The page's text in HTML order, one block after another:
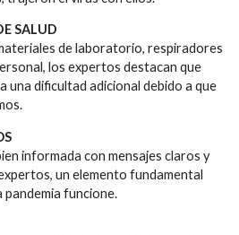
SALUD
de laboratorio, respiradores
los expertos destacan que
una dificultad adicional debido a que
informada con mensajes claros y
un elemento fundamental
pandemia funcione.